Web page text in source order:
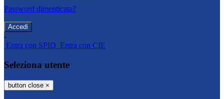
Password dimenticata?
-
Entra con SPID Entra con CIE
Seleziona utente
button close ×